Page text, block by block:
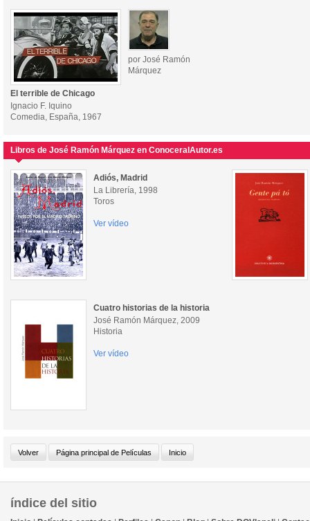
por José Ramón
Márquez
El terrible de Chicago
Ignacio F. Iquino
Comedia, España, 1967
Libros de José Ramón Márquez en ConoceralAutor.es
Adiós, Madrid
La Librería, 1998
Toros
Ver vídeo
Cuatro historias de la historia
José Ramón Márquez, 2009
Historia
Ver vídeo
índice del sitio